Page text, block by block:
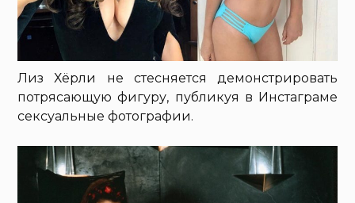
Лиз Хёрли не стесняется демонстрировать
потрясающую фигуру, публикуя в Инстаграме
сексуальные фотографии.